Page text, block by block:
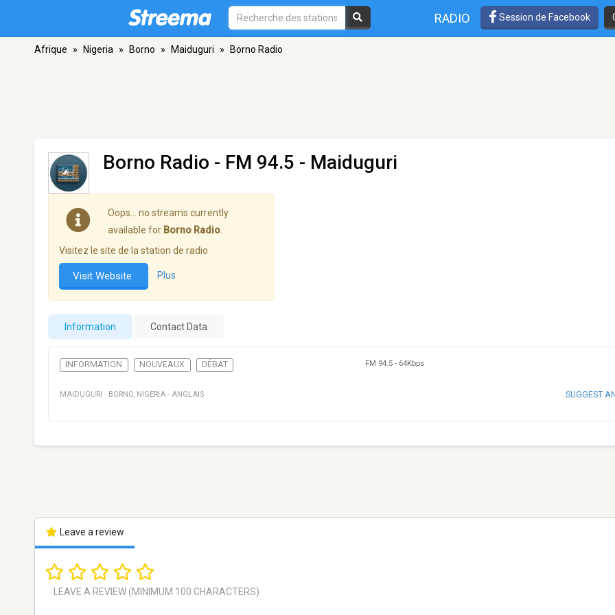
RADIO Session de Facebook
Afrique » Nigeria » Borno » Maiduguri » Borno Radio
Borno Radio - FM 94.5 - Maiduguri
Oops… no streams currently
available for Borno Radio
Visitez le site de la station de radio
Visit Website Plus
Information Contact Data
INFORMATION NOUVEAUX DÉBAT FM 94.5 - 64Kbps
MAIDUGURI · BORNO, NIGERIA · ANGLAIS SUGGEST
Leave a review